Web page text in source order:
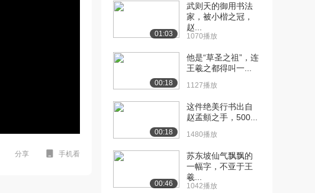
分享 手机看
01:03
武则天的御用书法
家，被小楷之冠，
赵...
1070播放
00:18
他是“草圣之祖”，连
王羲之都得叫一...
1127播放
00:18
这件绝美行书出自
赵孟頫之手，500...
1480播放
00:46
苏东坡仙气飘飘的
一幅字，不亚于王
羲...
1042播放